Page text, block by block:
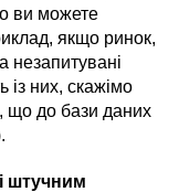
ви можете
якщо ринок,
незапитувані
із них, скажімо
що до бази даних
штучним